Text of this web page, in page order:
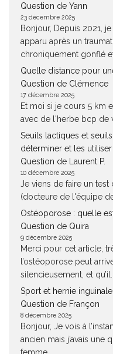
Question de Yann
23 décembre 2025
Bonjour, Depuis 2021,
apparu après un
chroniquement gonflé et
Quelle distance pour
Question de Clémence
17 décembre 2025
Et moi si je cours 5 km
avec de l'herbe bcp de
Seuils lactiques et
déterminer et les utiliser
Question de Laurent P.
10 décembre 2025
Je viens de faire un
(docteure de l'équipe
Ostéoporose : quelle
Question de Quira
9 décembre 2025
Merci pour cet article,
l’ostéoporose peut
silencieusement, et qu’il...
Sport et hernie
Question de Françon
8 décembre 2025
Bonjour, Je vois à
ancien mais j’avais une